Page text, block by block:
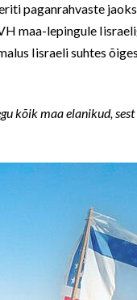
paganrahvaste
maa-lepingule
Iisraeli suhtes
kõik maa elanikud,